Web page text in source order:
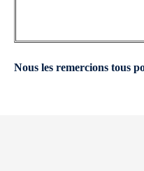
Nous les remercions tous